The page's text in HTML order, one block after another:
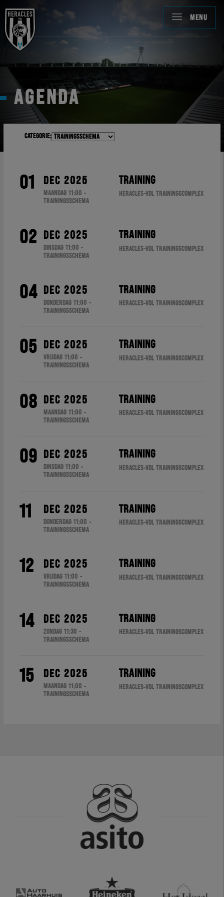
MENU
AGENDA
Categorie:
01 DEC 2025
MAANDAG 11:00 -
TRAININGSSCHEMA
TRAINING
HERACLES-VDL TRAININGSCOMPLEX
02 DEC 2025
DINSDAG 11:00 -
TRAININGSSCHEMA
TRAINING
HERACLES-VDL TRAININGSCOMPLEX
04 DEC 2025
DONDERDAG 11:00 -
TRAININGSSCHEMA
TRAINING
HERACLES-VDL TRAININGSCOMPLEX
05 DEC 2025
VRIJDAG 11:00 -
TRAININGSSCHEMA
TRAINING
HERACLES-VDL TRAININGSCOMPLEX
08 DEC 2025
MAANDAG 11:00 -
TRAININGSSCHEMA
TRAINING
HERACLES-VDL TRAININGSCOMPLEX
09 DEC 2025
DINSDAG 11:00 -
TRAININGSSCHEMA
TRAINING
HERACLES-VDL TRAININGSCOMPLEX
11 DEC 2025
DONDERDAG 11:00 -
TRAININGSSCHEMA
TRAINING
HERACLES-VDL TRAININGSCOMPLEX
12 DEC 2025
VRIJDAG 11:00 -
TRAININGSSCHEMA
TRAINING
HERACLES-VDL TRAININGSCOMPLEX
14 DEC 2025
ZONDAG 11:30 -
TRAININGSSCHEMA
TRAINING
HERACLES-VDL TRAININGSCOMPLEX
15 DEC 2025
MAANDAG 11:00 -
TRAININGSSCHEMA
TRAINING
HERACLES-VDL TRAININGSCOMPLEX